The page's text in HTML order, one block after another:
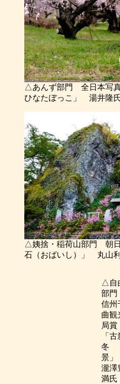
△あんず部門 全日本写
ひなたぼっこ」 湯井隆
△姨捨・稲荷山部門 朝
石（おばいし）」 丸山
△自
部
信州
曲観
局
「古
冬
景
瀧澤
満氏